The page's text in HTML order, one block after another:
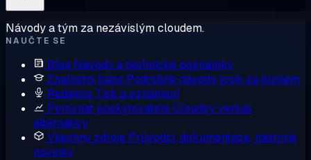
Návody a tým za nezávislým cloudem.
NAUČTE SE
Blog Návody a technické poznámky
Znalostní báze Podrobné návody krok za krokem
Redakce Tisk a oznámení
Porovnat poskytovateleCloudzy versus
alternativy
Všechny zdroje Průvodci, dokumentace, nástroje,
novinky